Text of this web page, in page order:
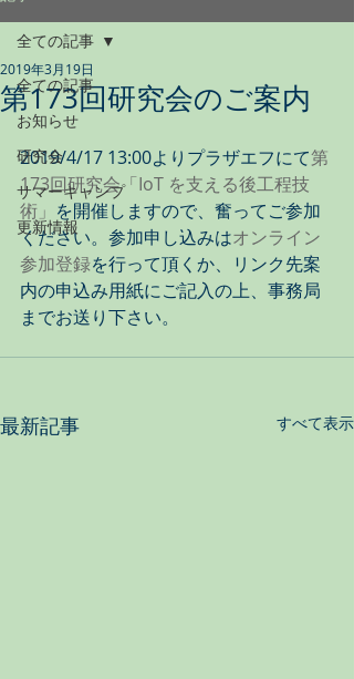
全ての記事
お知らせ
研究会
サマーキャンプ
更新情報
全ての記事
第173回研究会のご案内
2019年3月19日
2019/4/17 13:00よりプラザエフにて第
173回研究会「IoT を支える後工程技
術」 を開催しますので、奮ってご参加
ください。参加申し込みはオンライン
参加登録を行って頂くか、リンク先案
内の申込み用紙にご記入の上、事務局
までお送り下さい。
最新記事 すべて表示